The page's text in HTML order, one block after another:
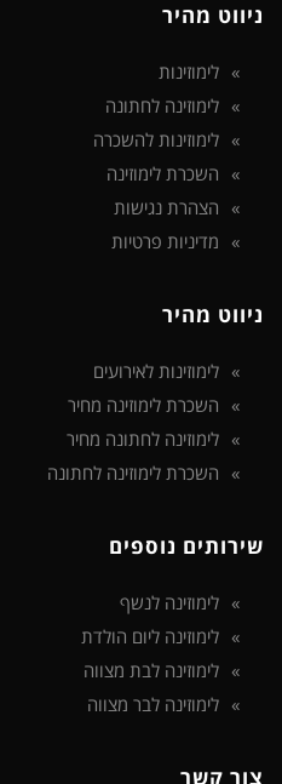
ניווט מהיר
לימוזינות
לימוזינה לחתונה
לימוזינות להשכרה
השכרת לימוזינה
הצהרת נגישות
מדיניות פרטיות
ניווט מהיר
לימוזינות לאירועים
השכרת לימוזינה מחיר
לימוזינה לחתונה מחיר
השכרת לימוזינה לחתונה
שירותים נוספים
לימוזינה לנשף
לימוזינה ליום הולדת
לימוזינה לבת מצווה
לימוזינה לבר מצווה
צור קשר